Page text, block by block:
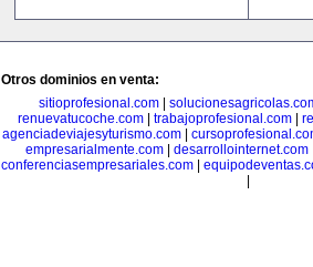
Otros dominios en venta:
sitioprofesional.com
renuevatucoche.com
trabajoprofesional.com
agenciadeviajesyturismo.com
empresarialmente.com
desarrollointernet.com
conferenciasempresariales.com